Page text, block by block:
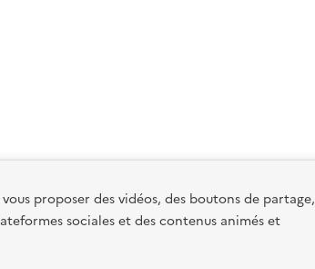
proposer des vidéos, des boutons de partage,
sociales et des contenus animés et